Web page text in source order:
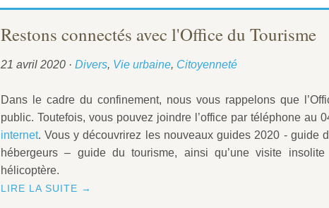
Restons connectés avec l'Office du Tourisme
21 avril 2020 · Divers, Vie urbaine, Citoyenneté
Dans le cadre du confinement, nous vous rappelons que
public. Toutefois, vous pouvez joindre l’office par téléphone au
internet. Vous y découvrirez les nouveaux guides 2020 - guide
hébergeurs – guide du tourisme, ainsi qu’une visite
hélicoptère.
LIRE LA SUITE →